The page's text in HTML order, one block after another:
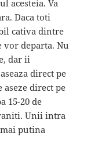
acesteia. Va
Daca toti
cativa dintre
departa. Nu
dar ii
direct pe
aseze direct pe
15-20 de
Unii intra
putina